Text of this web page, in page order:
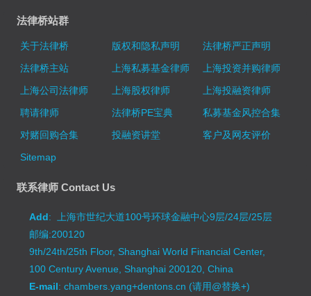
法律桥站群
关于法律桥 版权和隐私声明
法律桥严正声明
法律桥主站
上海私募基金律师
上海投资并购律师
上海公司法律师
上海股权律师
上海投融资律师
聘请律师
法律桥PE宝典
私募基金风控合集
对赌回购合集
投融资讲堂
客户及网友评价
Sitemap
联系律师 Contact Us
Add: 上海市世纪大道100号环球金融中心9层/24层/25层
邮编:200120
9th/24th/25th Floor, Shanghai World Financial Center,
100 Century Avenue, Shanghai 200120, China
E-mail: chambers.yang+dentons.cn (请用@替换+)